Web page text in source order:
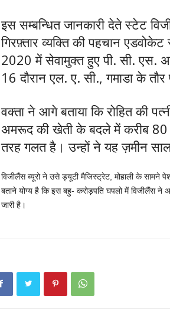
इस सम्बन्धित जानकारी देते स्टेट
गिरफ़्तार व्यक्ति की पहचान
2020 में सेवामुक्त हुए पी. सी. एस.
16 दौरान एल. ए. सी., गमाडा के
वक्ता ने आगे बताया कि रोहित की
अमरूद की खेती के बदले में करीब 80
तरह गलत है। उन्हों ने यह ज़मीन
विजीलैंस ब्यूरो ने उसे ड्यूटी मैजिस्ट्रेट, मोहाली के सामने
बताने योग्य है कि इस बहु- करोड़पति घपलो में विजीलैंस ने
जारी है।